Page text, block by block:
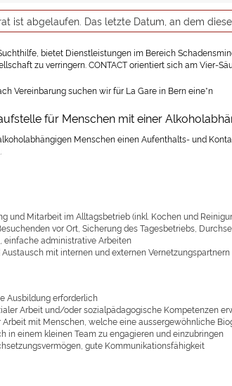
ist abgelaufen. Das letzte Datum, an dem
bietet Dienstleistungen im Bereich
zu verringern. CONTACT orientiert sich am Vier-
Vereinbarung suchen wir für La Gare in Bern eine*n
für Menschen mit einer
Menschen einen Aufenthalts- und
und Mitarbeit im Alltagsbetrieb (inkl. Kochen und
vor Ort, Sicherung des Tagesbetriebs,
einfache administrative Arbeiten
mit internen und externen Vernetzungspartnern
Ausbildung erforderlich
Arbeit und/oder sozialpädagogische Kompetenzen
Arbeit mit Menschen, welche eine aussergewöhnliche
in einem kleinen Team zu engagieren und einzubringen
gute Kommunikationsfähigkeit